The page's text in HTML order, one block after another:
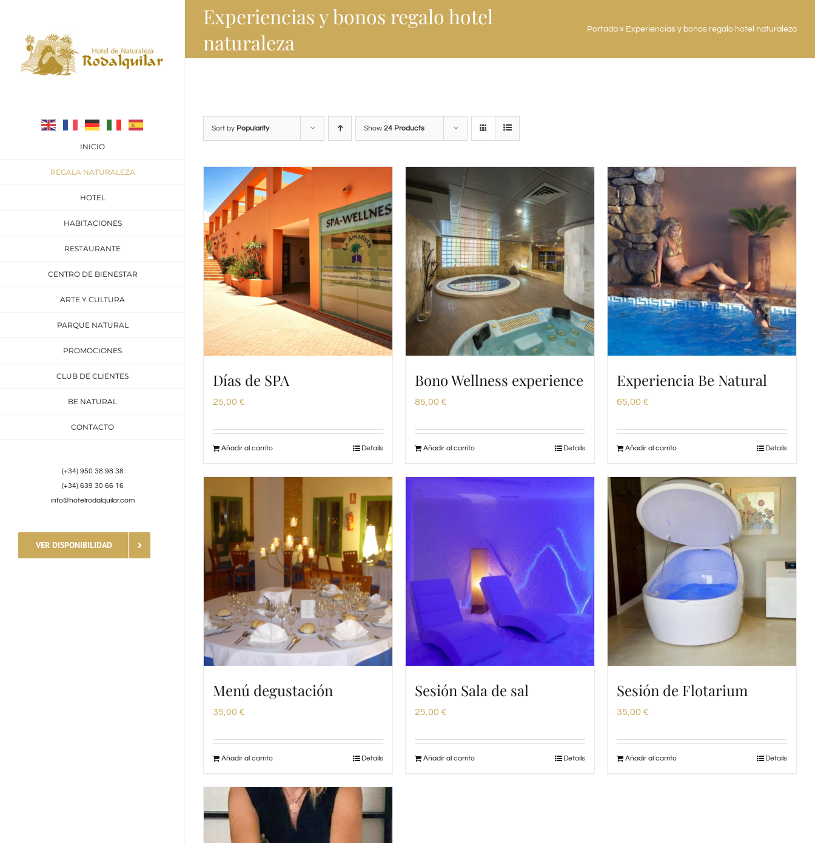
content
INICIO
REGALA NATURALEZA
HOTEL
HABITACIONES
RESTAURANTE
CENTRO DE BIENESTAR
ARTE Y CULTURA
PARQUE NATURAL
PROMOCIONES
CLUB DE CLIENTES
BE NATURAL
CONTACTO
(+34) 950 38 98 38
(+34) 639 30 66 16
info@hotelrodalquilar.com
VER DISPONIBILIDAD
Experiencias y bonos regalo hotel
naturaleza
Portada » Experiencias y bonos regalo hotel naturaleza
Sort by Popularity Show 24 Products
Días de SPA
25,00 €
Añadir al carrito Details
Bono Wellness experience
85,00 €
Añadir al carrito Details
Experiencia Be Natural
65,00 €
Añadir al carrito Details
Menú degustación
35,00 €
Añadir al carrito Details
Sesión Sala de sal
25,00 €
Añadir al carrito Details
Sesión de Flotarium
35,00 €
Añadir al carrito Details